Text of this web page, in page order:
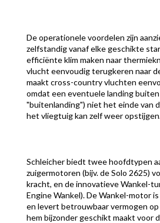
De operationele voordelen zijn
zelfstandig vanaf elke geschikte
efficiënte klim maken naar
vlucht eenvoudig terugkeren naar
maakt cross-country vluchten
omdat een eventuele landing
"buitenlanding") niet het einde van
het vliegtuig kan zelf weer
Schleicher biedt twee hoofdtypen
zuigermotoren (bijv. de Solo 2625)
kracht, en de innovatieve Wankel-
Engine Wankel). De Wankel-motor
en levert betrouwbaar vermogen
hem bijzonder geschikt maakt voor